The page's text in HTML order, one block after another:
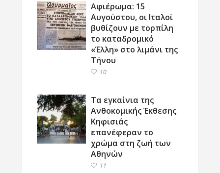
Αφιέρωμα: 15
Αυγούστου, οι Ιταλοί
βυθίζουν με τορπίλη
το καταδρομικό
«Έλλη» στο λιμάνι της
Τήνου
10
Τα εγκαίνια της
Ανθοκομικής Έκθεσης
Κηφισιάς
επανέφεραν το
χρώμα στη ζωή των
Αθηνών
11